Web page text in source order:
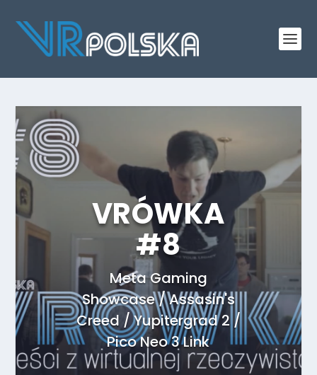
VRÓWKA
#8
Meta Gaming
Showcase / Assasin's
Creed / Yupitergrad 2 /
Pico Neo 3 Link